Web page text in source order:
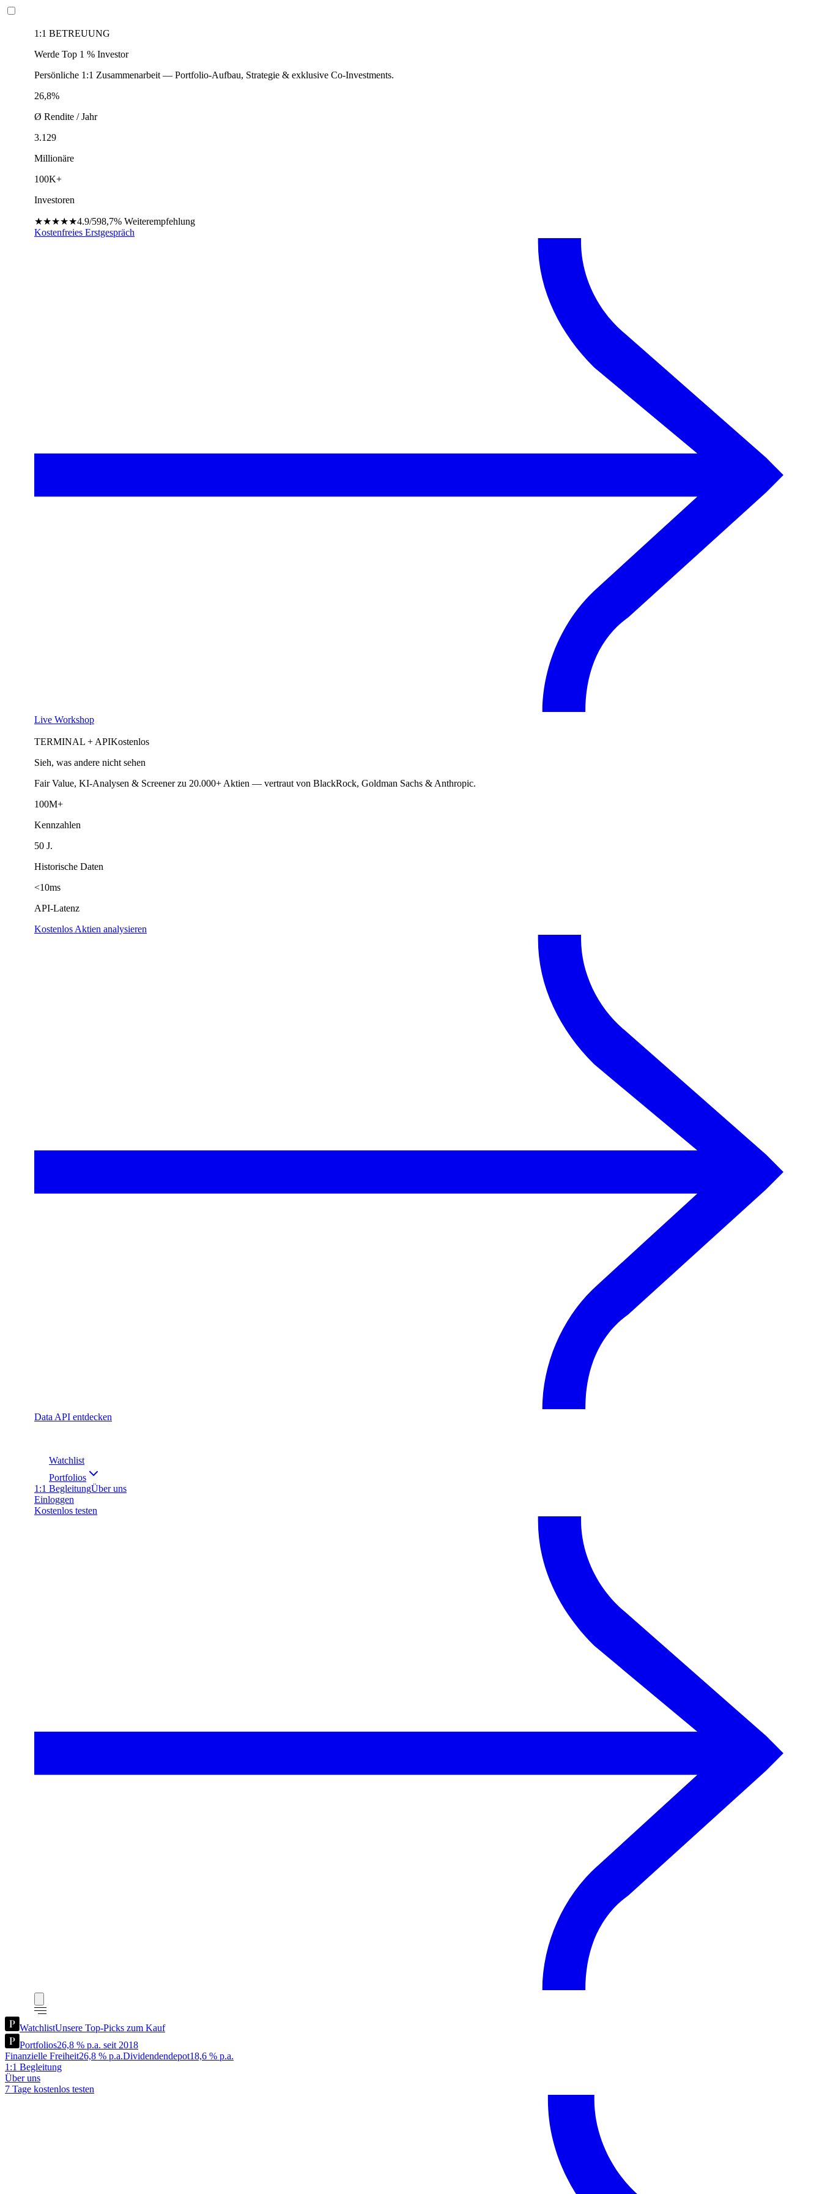
1:1 BETREUUNG
Werde Top 1 % Investor
Persönliche 1:1 Zusammenarbeit — Portfolio-Aufbau, Strategie & exklusive Co-Investments.
26,8%
Ø Rendite / Jahr
3.129
Millionäre
100K+
Investoren
★★★★★4.9/598,7% Weiterempfehlung
Kostenfreies Erstgespräch
Live Workshop
TERMINAL + APIKostenlos
Sieh, was andere nicht sehen
Fair Value, KI-Analysen & Screener zu 20.000+ Aktien — vertraut von BlackRock, Goldman Sachs & Anthropic.
100M+
Kennzahlen
50 J.
Historische Daten
<10ms
API-Latenz
Kostenlos Aktien analysieren
Data API entdecken
Watchlist
Portfolios
1:1 BegleitungÜber uns
Einloggen
Kostenlos testen
WatchlistUnsere Top-Picks zum Kauf
Portfolios26,8 % p.a. seit 2018
Finanzielle Freiheit26,8 % p.a.Dividendendepot18,6 % p.a.
1:1 Begleitung
Über uns
7 Tage kostenlos testen